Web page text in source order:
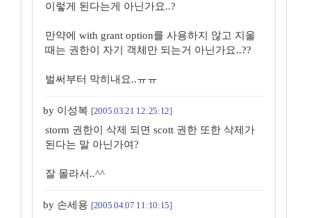
이렇게 된다는게 아닌가요..?
만약에 with grant option를 사용하지 않고 지울
때는 권한이 자기 객체만 되는거 아닌가요..??
벌써부터 막히내요..ㅠㅠ
by 이성복 [2005.03.21 12:25:12]
storm 권한이 삭제 되면 scott 권한 또한 삭제가
된다는 말 아닌가여?
잘 몰라서..^^
by 손세용 [2005.04.07 11:10:15]